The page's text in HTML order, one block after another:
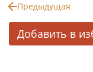
Предыдущая
Добавить в